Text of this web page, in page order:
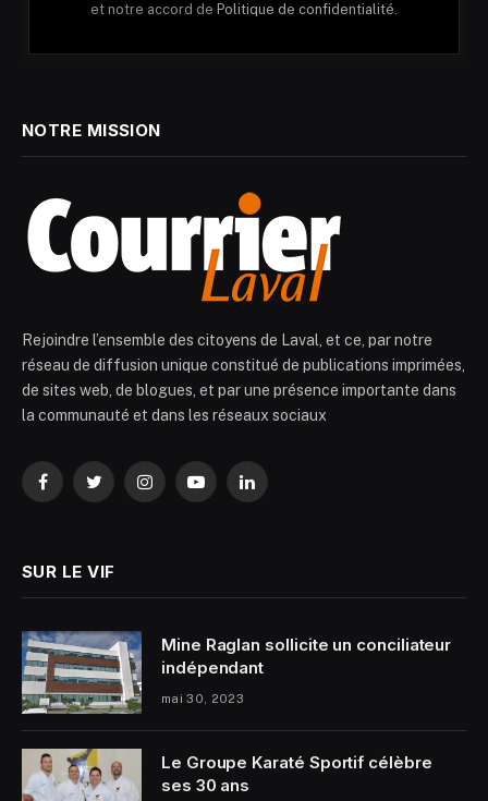
et notre accord de Politique de confidentialité.
NOTRE MISSION
Rejoindre l’ensemble des citoyens de Laval, et ce, par notre
réseau de diffusion unique constitué de publications imprimées,
de sites web, de blogues, et par une présence importante dans
la communauté et dans les réseaux sociaux
FacebookTwitterInstagramYouTubeLinkedIn
SUR LE VIF
Mine Raglan sollicite un conciliateur
indépendant
mai 30, 2023
Le Groupe Karaté Sportif célèbre
ses 30 ans